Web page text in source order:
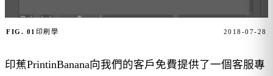
FIG. 01 印刷學 2018-07-28
印蕉PrintinBanana向我們的客戶免費提供了一個客服專